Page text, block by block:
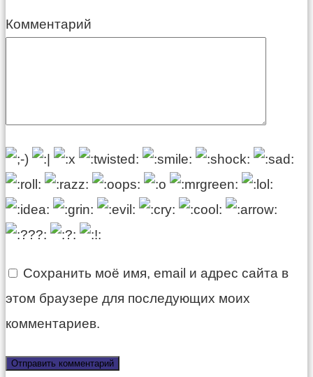
Комментарий
Сохранить моё имя, email и адрес сайта в
этом браузере для последующих моих
комментариев.